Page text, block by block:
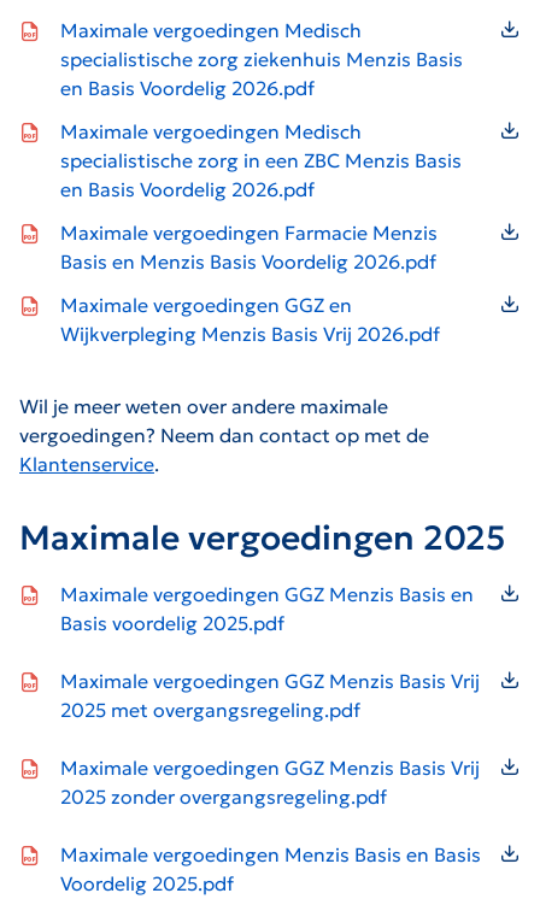
Icon file type-pdf
Maximale vergoedingen Medisch
specialistische zorg ziekenhuis Menzis Basis
en Basis Voordelig 2026.pdf
Icon file type-pdf
Maximale vergoedingen Medisch
specialistische zorg in een ZBC Menzis Basis
en Basis Voordelig 2026.pdf
Icon file type-pdf
Maximale vergoedingen Farmacie Menzis
Basis en Menzis Basis Voordelig 2026.pdf
Icon file type-pdf
Maximale vergoedingen GGZ en
Wijkverpleging Menzis Basis Vrij 2026.pdf
Wil je meer weten over andere maximale
vergoedingen? Neem dan contact op met de
Klantenservice.
Maximale vergoedingen 2025
Icon file type-pdf
Maximale vergoedingen GGZ Menzis Basis en
Basis voordelig 2025.pdf
Icon file type-pdf
Maximale vergoedingen GGZ Menzis Basis Vrij
2025 met overgangsregeling.pdf
Icon file type-pdf
Maximale vergoedingen GGZ Menzis Basis Vrij
2025 zonder overgangsregeling.pdf
Icon file type-pdf
Maximale vergoedingen Menzis Basis en Basis
Voordelig 2025.pdf